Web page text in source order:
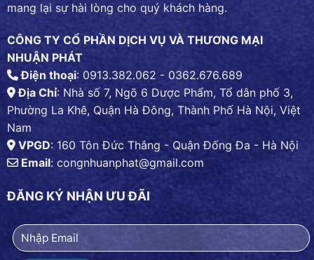
mang lại sự hài lòng cho quý khách hàng.
CÔNG TY CỔ PHẦN DỊCH VỤ VÀ THƯƠNG MẠI
NHUẬN PHÁT
Điện thoại: 0913.382.062 - 0362.676.689
Địa Chỉ: Nhà số 7, Ngõ 6 Dược Phẩm, Tổ dân phố 3,
Phường La Khê, Quận Hà Đông, Thành Phố Hà Nội, Việt
Nam
VPGD: 160 Tôn Đức Thắng - Quận Đống Đa - Hà Nội
Email: congnhuanphat@gmail.com
ĐĂNG KÝ NHẬN ƯU ĐÃI